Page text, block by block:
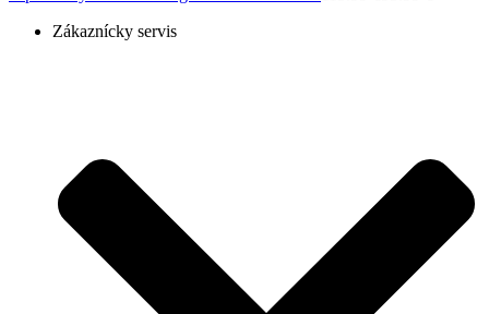
Zákaznícky servis